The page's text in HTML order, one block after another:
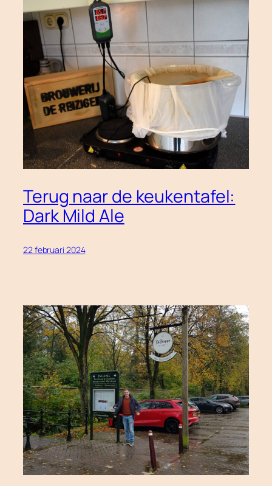
Terug naar de keukentafel:
Dark Mild Ale
22 februari 2024